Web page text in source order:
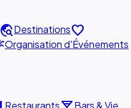
travel_exploreDestinationsfavorite
Organisation d'Événements